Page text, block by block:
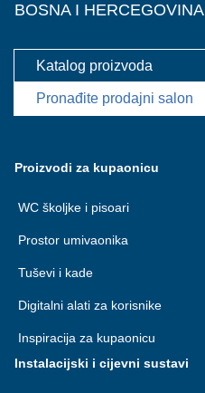
BOSNA I HERCEGOVINA
Katalog proizvoda
Pronađite prodajni salon
Proizvodi za kupaonicu
WC školjke i pisoari
Prostor umivaonika
Tuševi i kade
Digitalni alati za korisnike
Inspiracija za kupaonicu
Instalacijski i cijevni sustavi